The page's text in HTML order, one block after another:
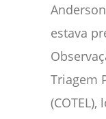
estava
Triagem